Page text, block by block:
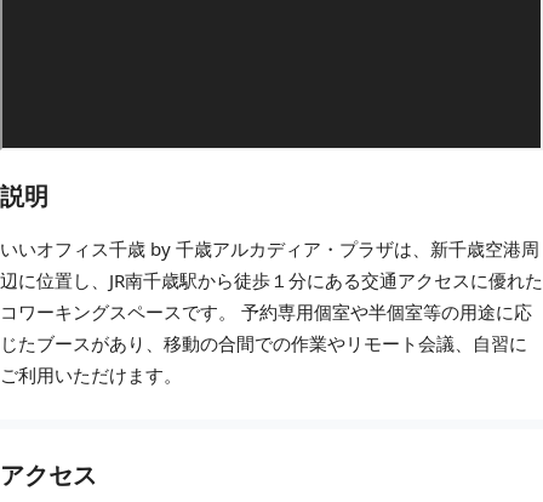
説明
いいオフィス千歳 by 千歳アルカディア・プラザは、新千歳空港周
辺に位置し、JR南千歳駅から徒歩１分にある交通アクセスに優れた
コワーキングスペースです。 予約専用個室や半個室等の用途に応
じたブースがあり、移動の合間での作業やリモート会議、自習に
ご利用いただけます。
アクセス